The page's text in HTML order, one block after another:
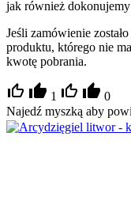
jak również
Jeśli zamówienie
produktu, którego nie
kwotę pobrania.
1
0
Najedź myszką aby